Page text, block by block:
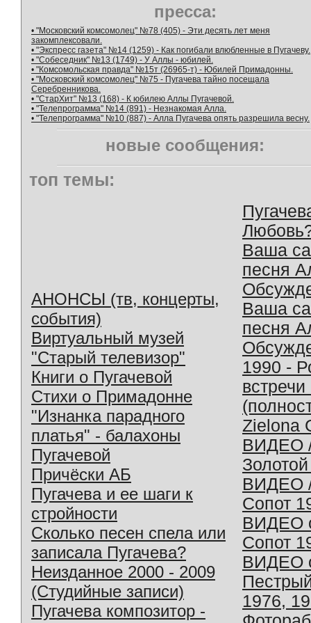
пресса:
• "Московский комсомолец" №78 (405) - Эти десять лет меня
закомплексовали.
• "Экспресс газета" №14 (1259) - Как погибали влюбленные в Пугачеву.
• "Собеседник" №13 (1749) - У Аллы - юбилей.
• "Комсомольская правда" №15т (26965-т) - Юбилей Примадонны.
• "Московский комсомолец" №75 - Пугачева тайно посещала
Серебренникова.
• "СтарХит" №13 (168) - К юбилею Аллы Пугачевой.
• "Телепрограмма" №14 (891) - Незнакомая Алла.
• "Телепрограмма" №10 (887) - Алла Пугачева опять разрешила весну.
новые сообщения:
топ темы:
АНОНСЫ (тв, концерты,
события)
Виртуальный музей
"Старый телевизор"
Книги о Пугачевой
Стихи о Примадонне
"Изнанка парадного
платья" - балахоны
Пугачевой
Причёски АБ
Пугачева и ее шаги к
стройности
Сколько песен спела или
записала Пугачева?
Неизданное 2000 - 2009
(Студийные записи)
Пугачева композитор -
Ваша
песня
Ваша
песня
1990 -
Zielona
ВИДЕО
ВИДЕО
Сопот
ВИДЕО
Сопот
ВИДЕО
1976,